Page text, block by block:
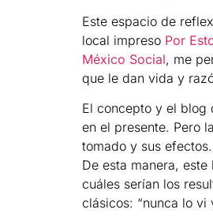
Este espacio de
local impreso Por
México Social, me
que le dan vida y
El concepto y el blog
en el presente. Pero
tomado y sus
De esta manera,
cuáles serían los
clásicos: “nunca lo vi